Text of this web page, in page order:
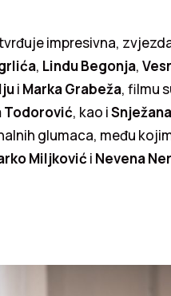
impresivna,
, Lindu Begonja,
i Marka Grabeža, filmu
Todorović, kao i
glumaca, među
Miljković i Nevena